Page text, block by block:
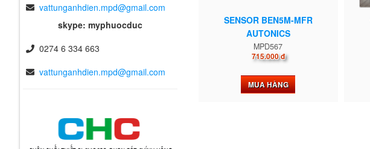
SENSOR BEN5M-MFR
AUTONICS
MPD567
715.000 đ
MUA HÀNG
vattunganhdien.mpd@gmail.com
skype: myphuocduc
0274 6 334 663
vattunganhdien.mpd@gmail.com